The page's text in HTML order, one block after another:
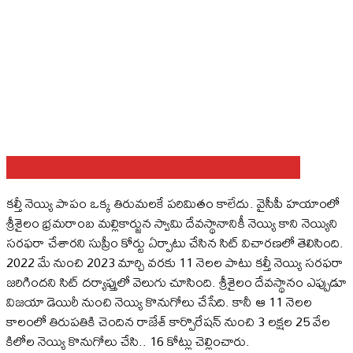
కల్తీ నెయ్యి పాపం ఒక్క తిరుమలకే పరిమితం కాలేదు. వైసీపీ హయాంలో
శ్రీశైలం భ్రమరాంబ మల్లికార్జున స్వామి దేవస్థానానికీ నెయ్యి కాని నెయ్యిని
సరఫరా చేశారని సుప్రీం కోర్టు ఏర్పాటు చేసిన సిట్‌ విచారణలో తెలిసింది.
2022 మే నుంచి 2023 మార్చి వరకు 11 నెలల పాటు కల్తీ నెయ్యి సరఫరా
జరిగిందని సిట్‌ దర్యాప్తులో వెలుగు చూసింది. శ్రీశైలం దేవస్థానం ఎప్పుడూ
విజయా డెయిరీ నుంచి నెయ్యి కొనుగోలు చేసేది. కానీ ఆ 11 నెలల
కాలంలో తిరుపతికి చెందిన రాజేశ్‌ కార్పొరేషన్‌ నుంచి 3 లక్షల 25 వేల
కిలోల నెయ్యి కొనుగోలు చేసి.. 16 కోట్లు చెల్లించారు.